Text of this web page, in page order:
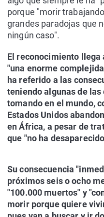
porque "morir
grandes paradojas que
ningún caso".
El reconocimiento llega
"una enorme
ha referido a las
teniendo algunas de
tomando en el mundo,
Estados Unidos
en África, a pesar de
que "no ha
Su consecuencia
próximos seis o ocho
"100.000 muertos" y
morir porque quiere